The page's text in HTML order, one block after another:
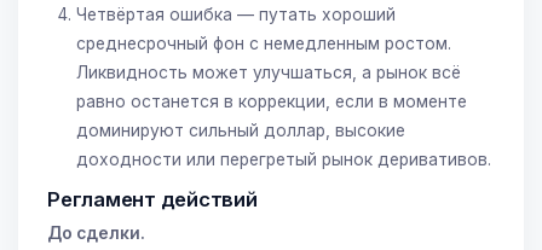
Четвёртая ошибка — путать хороший
среднесрочный фон с немедленным ростом.
Ликвидность может улучшаться, а рынок всё
равно останется в коррекции, если в моменте
доминируют сильный доллар, высокие
доходности или перегретый рынок деривативов.
Регламент действий
До сделки.